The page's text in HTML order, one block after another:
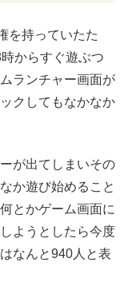
を持っていたた
からすぐ遊ぶつ
ランチャー画面が
クしてもなかなか
が出てしまいその
か遊び始めること
とかゲーム画面に
ようとしたら今度
なんと940人と表